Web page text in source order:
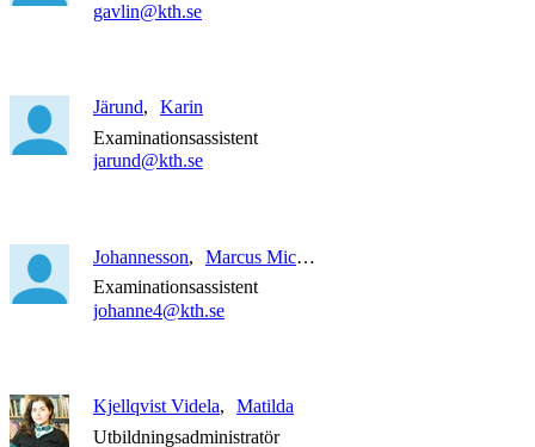
gavlin@kth.se
Järund
Karin
Examinationsassistent
jarund@kth.se
Johannesson
Marcus Michael Jesper
Examinationsassistent
johanne4@kth.se
Kjellqvist Videla
Matilda
Utbildningsadministratör